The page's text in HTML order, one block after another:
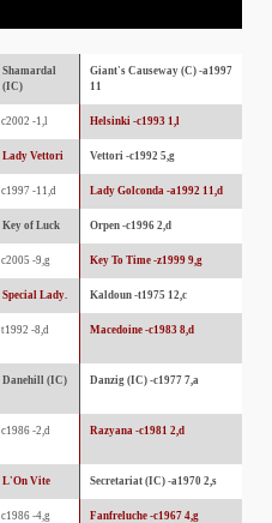
Shamardal
(IC)
Giant's Causeway (C) -a1997
11
c2002 -1,l Helsinki -c1993 1,l
Lady Vettori Vettori -c1992 5,g
c1997 -11,d Lady Golconda -a1992 11,d
Key of Luck Orpen -c1996 2,d
c2005 -9,g Key To Time -z1999 9,g
Special Lady. Kaldoun -t1975 12,c
t1992 -8,d Macedoine -c1983 8,d
Danehill (IC) Danzig (IC) -c1977 7,a
c1986 -2,d Razyana -c1981 2,d
L'On Vite Secretariat (IC) -a1970 2,s
c1986 -4,g Fanfreluche -c1967 4,g